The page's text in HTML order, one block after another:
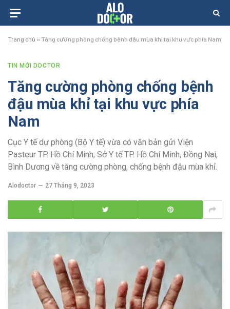
Trang chủ » Tăng cường phòng chống bệnh đậu mùa khỉ tại khu vực phía Nam
TIN MỚI DOCTOR
Tăng cường phòng chống bệnh
đậu mùa khỉ tại khu vực phía
Nam
Cục Y tế dự phòng (Bộ Y tế) vừa có văn bản gửi Viện
Pasteur TP. Hồ Chí Minh; Sở Y tế TP. Hồ Chí Minh, Đồng Nai,
Bình Dương về tăng cường phòng, chống bệnh đậu mùa khỉ.
Alodoctor 27 Tháng 9, 2023